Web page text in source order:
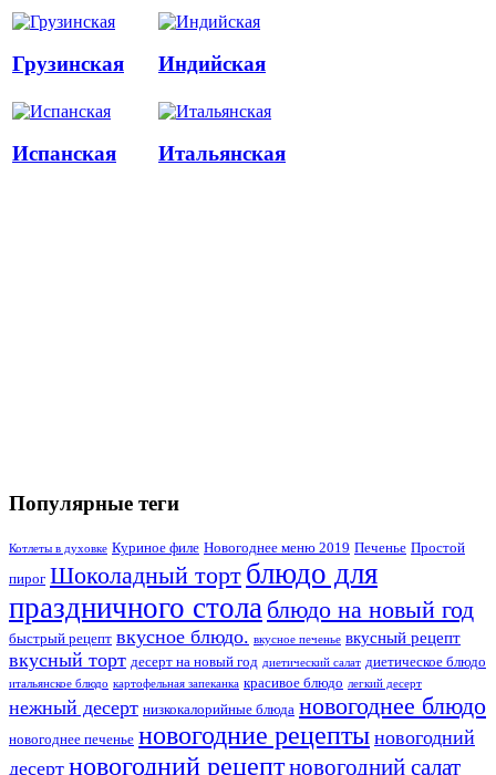
Грузинская Индийская
Испанская Итальянская
Популярные теги
Котлеты в духовке Куриное филе Новогоднее меню 2019 Печенье Простой
пирог Шоколадный торт блюдо для
праздничного стола блюдо на новый год
быстрый рецепт вкусное блюдо. вкусное печенье вкусный рецепт
вкусный торт десерт на новый год диетический салат диетическое блюдо
итальянское блюдо картофельная запеканка красивое блюдо легкий десерт
нежный десерт низкокалорийные блюда новогоднее блюдо
новогоднее печенье новогодние рецепты новогодний
десерт новогодний рецептновогодний салат